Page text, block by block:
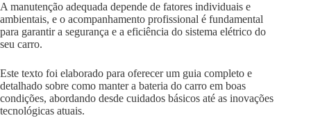
A manutenção adequada depende de fatores individuais e
ambientais, e o acompanhamento profissional é fundamental
para garantir a segurança e a eficiência do sistema elétrico do
seu carro.
Este texto foi elaborado para oferecer um guia completo e
detalhado sobre como manter a bateria do carro em boas
condições, abordando desde cuidados básicos até as inovações
tecnológicas atuais.